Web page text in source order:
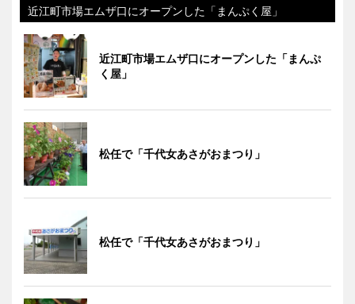
近江町市場エムザ口にオープンした「まんぷく屋」
近江町市場エムザ口にオープンした「まんぷ
く屋」
松任で「千代女あさがおまつり」
松任で「千代女あさがおまつり」